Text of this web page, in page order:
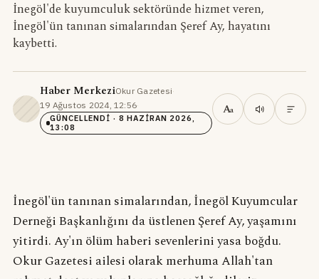
İnegöl'de kuyumculuk sektöründe hizmet veren,
İnegöl'ün tanınan simalarından Şeref Ay, hayatını
kaybetti.
Haber MerkeziOkur Gazetesi·
19 Ağustos 2024, 12:56·
GÜNCELLENDI · 8 HAZIRAN 2026,
13:08
Aa
İnegöl'ün tanınan simalarından, İnegöl Kuyumcular
Derneği Başkanlığını da üstlenen Şeref Ay, yaşamını
yitirdi. Ay'ın ölüm haberi sevenlerini yasa boğdu.
Okur Gazetesi ailesi olarak merhuma Allah'tan